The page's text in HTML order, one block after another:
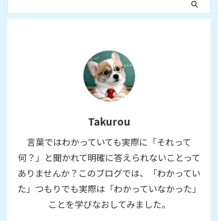
Takurou
言葉ではわかっていても実際に「それって
何？」と聞かれて明確に答えられないことって
ありませんか？このブログでは、「わかってい
た」つもりでも実際は「わかっていなかった」
ことを学びなおしてみました。